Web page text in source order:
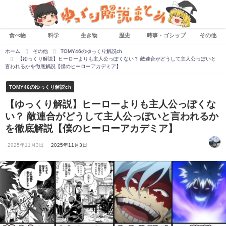
食べ物 科学 生き物 歴史 時事・ゴシップ その他
ホーム その他
TOMY46のゆっくり解説ch
【ゆっくり解説】ヒーローよりも主人公っぽくない？ 敵連合がどうして主人公っぽいと
言われるかを徹底解説【僕のヒーローアカデミア】
TOMY46のゆっくり解説ch
【ゆっくり解説】ヒーローよりも主人公っぽくな
い？ 敵連合がどうして主人公っぽいと言われるか
を徹底解説【僕のヒーローアカデミア】
2025年11月3日 2025年11月3日